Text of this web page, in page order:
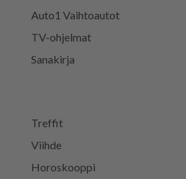
Treffit
Viihde
Horoskooppi
Auto1 Vaihtoautot
TV-ohjelmat
Sanakirja